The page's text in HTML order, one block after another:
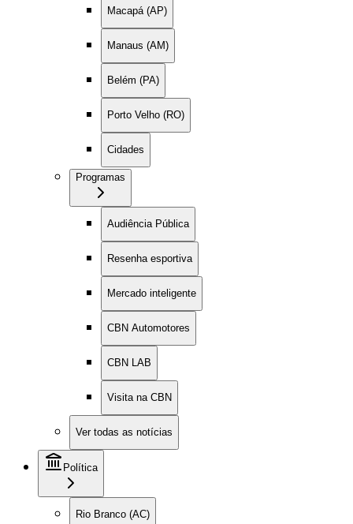
Macapá (AP)
Manaus (AM)
Belém (PA)
Porto Velho (RO)
Cidades
Programas
Audiência Pública
Resenha esportiva
Mercado inteligente
CBN Automotores
CBN LAB
Visita na CBN
Ver todas as notícias
Política
Rio Branco (AC)